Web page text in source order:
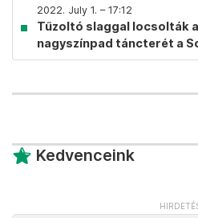
2022. July 1. – 17:12
Tűzoltó slaggal locsolták
nagyszínpad táncterét a
Kedvenceink